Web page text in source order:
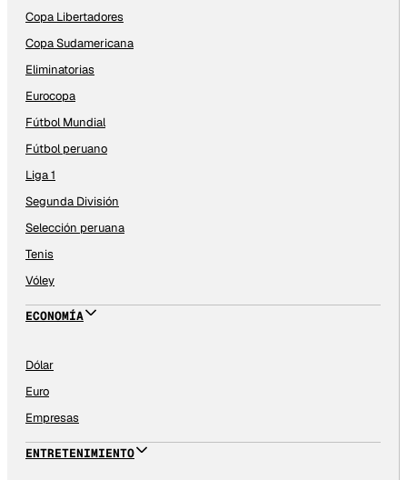
Copa Libertadores
Copa Sudamericana
Eliminatorias
Eurocopa
Fútbol Mundial
Fútbol peruano
Liga 1
Segunda División
Selección peruana
Tenis
Vóley
ECONOMÍA
Dólar
Euro
Empresas
ENTRETENIMIENTO